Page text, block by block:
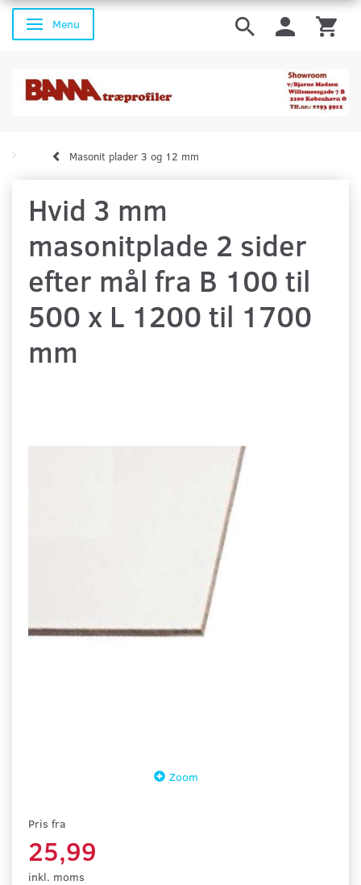
Skifte navigation
Menu
Masonit plader 3 og 12 mm
Hvid 3 mm
masonitplade 2 sider
efter mål fra B 100 til
500 x L 1200 til 1700
mm
Zoom
Pris fra
25,99
inkl. moms